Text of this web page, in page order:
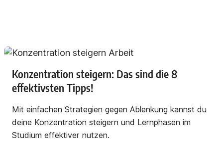
Konzentration steigern: Das sind die 8
effektivsten Tipps!
Mit einfachen Strategien gegen Ablenkung kannst du
deine Konzentration steigern und Lernphasen im
Studium effektiver nutzen.